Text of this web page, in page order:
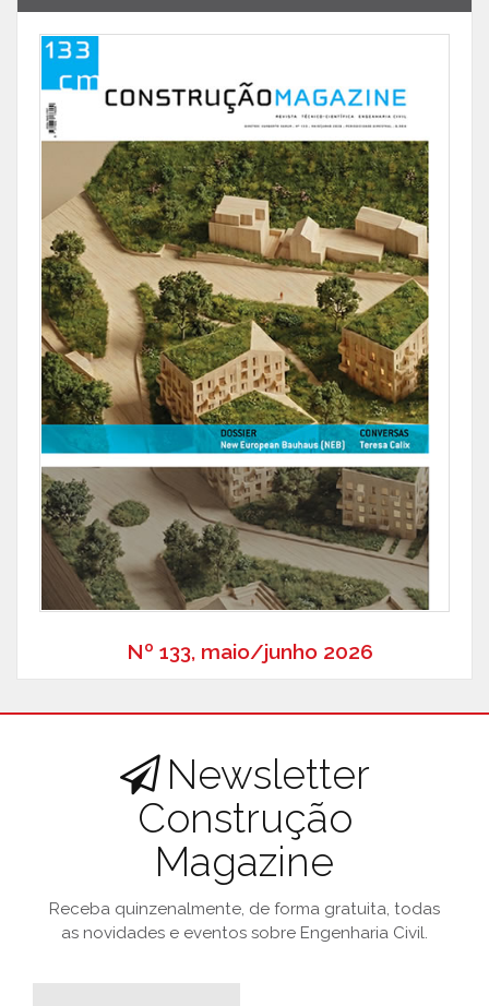
Nº 133, maio/junho 2026
Newsletter
Construção
Magazine
Receba quinzenalmente, de forma gratuita, todas
as novidades e eventos sobre Engenharia Civil.